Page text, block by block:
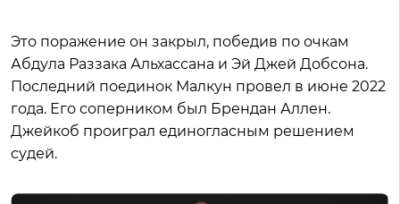
Это поражение он закрыл, победив по очкам
Абдула Раззака Альхассана и Эй Джей Добсона.
Последний поединок Малкун провел в июне 2022
года. Его соперником был Брендан Аллен.
Джейкоб проиграл единогласным решением
судей.